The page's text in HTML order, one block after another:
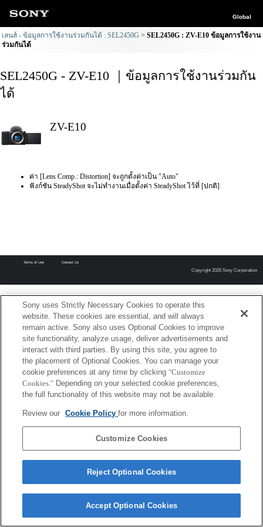
Global
เลนส์ - ข้อมูลการใช้งานร่วมกันได้ : SEL2450G
SEL2450G : ZV-E10 ข้อมูลการใช้งาน
ร่วมกันได้
SEL2450G - ZV-E10 ｜ข้อมูลการใช้งานร่วมกัน
ได้
ZV-E10
ค่า [Lens Comp.: Distortion] จะถูกตั้งค่าเป็น "Auto"
ฟังก์ชัน SteadyShot จะไม่ทำงานเมื่อตั้งค่า SteadyShot ไว้ที่ [ปกติ]
Terms of Use Contact Us
Copyright 2026 Sony Corporation
Sony uses Strictly Necessary Cookies to operate this
website. These cookies are essential, and will always
remain active. Sony also uses Optional Cookies to improve
site functionality, analyze usage, deliver advertisements and
interact with third parties. By using this site, you agree to
the placement of Optional Cookies. You can manage your
cookie preferences at any time by clicking "Customize
Cookies." Depending on your selected cookie preferences,
the full functionality of this website may not be available.
Review our Cookie Policyfor more information.
Customize Cookies
Reject Optional Cookies
Accept Optional Cookies